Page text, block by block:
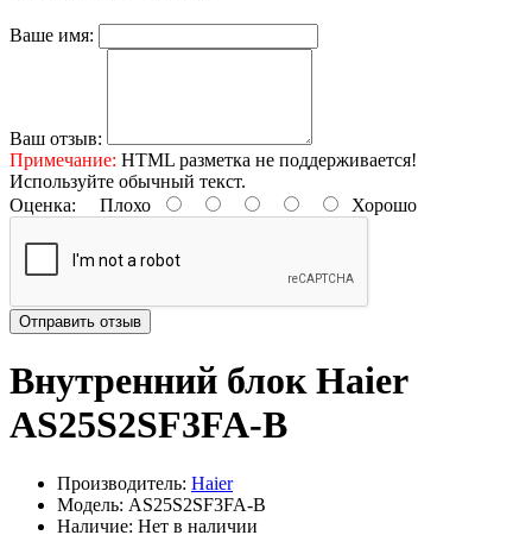
Ваше имя:
Ваш отзыв:
Примечание: HTML разметка не поддерживается!
Используйте обычный текст.
Оценка: Плохо Хорошо
Отправить отзыв
Внутренний блок Haier
AS25S2SF3FA-B
Производитель: Haier
Модель: AS25S2SF3FA-B
Наличие: Нет в наличии